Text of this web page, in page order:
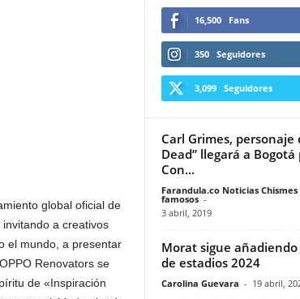
global oficial de
a creativos
el mundo, a presentar
Renovators se
de «Inspiración
16,500 Fans
350 Seguidores
3,099 Seguidores
Carl Grimes, personaje
Dead” llegará a
Con...
Farandula.co Noticias
famosos -
3 abril, 2019
Morat sigue
de estadios 2024
Carolina Guevara - 19 abril,